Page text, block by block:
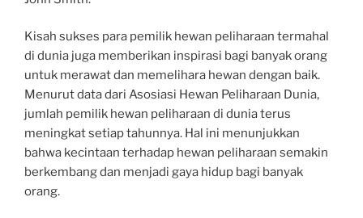
Kisah sukses para pemilik hewan peliharaan termahal
di dunia juga memberikan inspirasi bagi banyak orang
untuk merawat dan memelihara hewan dengan baik.
Menurut data dari Asosiasi Hewan Peliharaan Dunia,
jumlah pemilik hewan peliharaan di dunia terus
meningkat setiap tahunnya. Hal ini menunjukkan
bahwa kecintaan terhadap hewan peliharaan semakin
berkembang dan menjadi gaya hidup bagi banyak
orang.